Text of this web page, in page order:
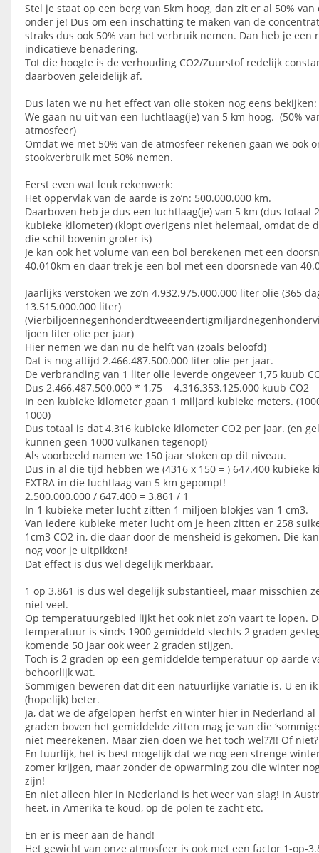
Stel je staat op een berg van 5km hoog, dan zit er al 50%
onder je! Dus om een inschatting te maken van de
straks dus ook 50% van het verbruik nemen. Dan heb je een
indicatieve benadering.
Tot die hoogte is de verhouding CO2/Zuurstof redelijk
daarboven geleidelijk af.
Dus laten we nu het effect van olie stoken nog eens bekijken:
We gaan nu uit van een luchtlaag(je) van 5 km hoog. (50%
atmosfeer)
Omdat we met 50% van de atmosfeer rekenen gaan we ook
stookverbruik met 50% nemen.
Eerst even wat leuk rekenwerk:
Het oppervlak van de aarde is zo’n: 500.000.000 km.
Daarboven heb je dus een luchtlaag(je) van 5 km (dus totaal
kubieke kilometer) (klopt overigens niet helemaal, omdat de
die schil bovenin groter is)
Je kan ook het volume van een bol berekenen met een
40.010km en daar trek je een bol met een doorsnede van
Jaarlijks verstoken we zo’n 4.932.975.000.000 liter olie (365
13.515.000.000 liter)
ljoen liter olie per jaar)
Hier nemen we dan nu de helft van (zoals beloofd)
Dat is nog altijd 2.466.487.500.000 liter olie per jaar.
De verbranding van 1 liter olie leverde ongeveer 1,75 kuub
Dus 2.466.487.500.000 * 1,75 = 4.316.353.125.000 kuub CO2
In een kubieke kilometer gaan 1 miljard kubieke meters.
1000)
Dus totaal is dat 4.316 kubieke kilometer CO2 per jaar. (en
kunnen geen 1000 vulkanen tegenop!)
Als voorbeeld namen we 150 jaar stoken op dit niveau.
Dus in al die tijd hebben we (4316 x 150 = ) 647.400 kubieke
EXTRA in die luchtlaag van 5 km gepompt!
2.500.000.000 / 647.400 = 3.861 / 1
In 1 kubieke meter lucht zitten 1 miljoen blokjes van 1 cm3.
Van iedere kubieke meter lucht om je heen zitten er 258
1cm3 CO2 in, die daar door de mensheid is gekomen. Die
nog voor je uitpikken!
Dat effect is dus wel degelijk merkbaar.
1 op 3.861 is dus wel degelijk substantieel, maar misschien
niet veel.
Op temperatuurgebied lijkt het ook niet zo’n vaart te lopen.
temperatuur is sinds 1900 gemiddeld slechts 2 graden
komende 50 jaar ook weer 2 graden stijgen.
Toch is 2 graden op een gemiddelde temperatuur op aarde
behoorlijk wat.
Sommigen beweren dat dit een natuurlijke variatie is. U en
(hopelijk) beter.
Ja, dat we de afgelopen herfst en winter hier in Nederland
graden boven het gemiddelde zitten mag je van die
niet meerekenen. Maar zien doen we het toch wel??!! Of niet?
En tuurlijk, het is best mogelijk dat we nog een strenge
zomer krijgen, maar zonder de opwarming zou die winter
zijn!
En niet alleen hier in Nederland is het weer van slag! In
heet, in Amerika te koud, op de polen te zacht etc.
En er is meer aan de hand!
Het gewicht van onze atmosfeer is ook met een factor 1-op-